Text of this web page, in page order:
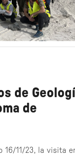
de
de
16/11/23, la visita